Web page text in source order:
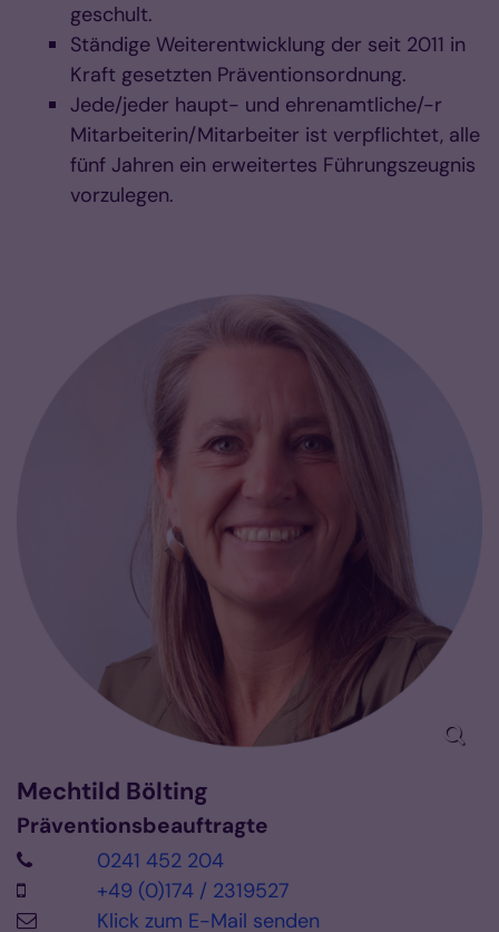
geschult.
Ständige Weiterentwicklung der seit 2011 in
Kraft gesetzten Präventionsordnung.
Jede/jeder haupt- und ehrenamtliche/-r
Mitarbeiterin/Mitarbeiter ist verpflichtet, alle
fünf Jahren ein erweitertes Führungszeugnis
vorzulegen.
Mechtild Bölting
Präventionsbeauftragte
0241 452 204
+49 (0)174 / 2319527
Klick zum E-Mail senden